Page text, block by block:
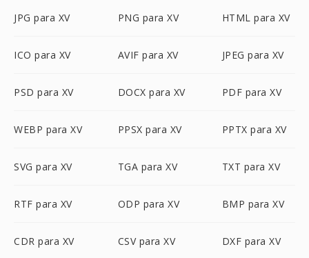
JPG para XV PNG para XV HTML para XV
ICO para XV AVIF para XV JPEG para XV
PSD para XV DOCX para XV PDF para XV
WEBP para XV PPSX para XV PPTX para XV
SVG para XV TGA para XV TXT para XV
RTF para XV ODP para XV BMP para XV
CDR para XV CSV para XV DXF para XV